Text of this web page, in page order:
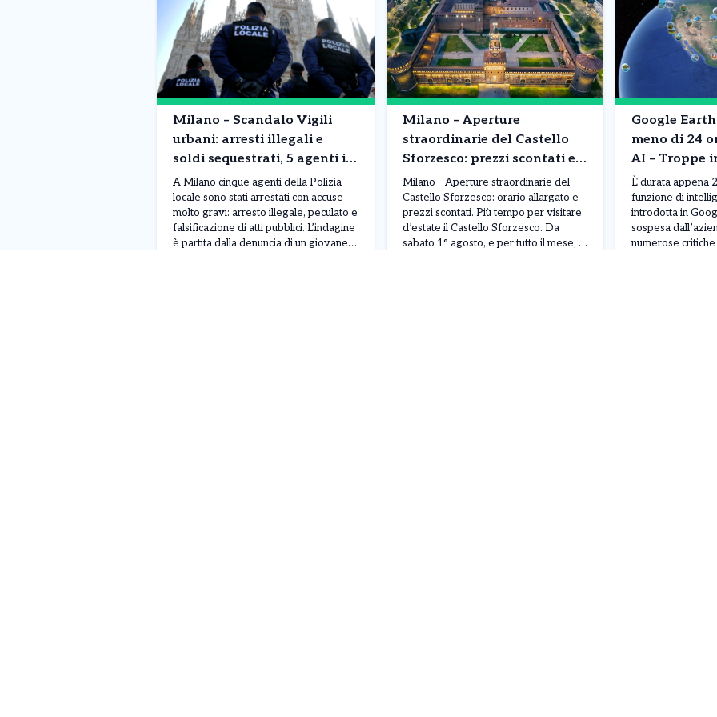
Milano – Scandalo Vigili
urbani: arresti illegali e
soldi sequestrati, 5 agenti in
manette. Tutto parte dalla
denuncia di un pusher..
A Milano cinque agenti della Polizia
locale sono stati arrestati con accuse
molto gravi: arresto illegale, peculato e
falsificazione di atti pubblici. L’indagine
è partita dalla denuncia di un giovane
Milano – Aperture
straordinarie del Castello
Sforzesco: prezzi scontati e
orario alargato. Ecco
l’offerta speciale di Agosto
Milano – Aperture straordinarie del
Castello Sforzesco: orario allargato e
prezzi scontati. Più tempo per visitare
d’estate il Castello Sforzesco. Da
sabato 1° agosto, e per tutto il mese, il
Google
meno di 24
AI – Troppe
di disastri e
È durata appena
funzione di
introdotta in
sospesa
numerose